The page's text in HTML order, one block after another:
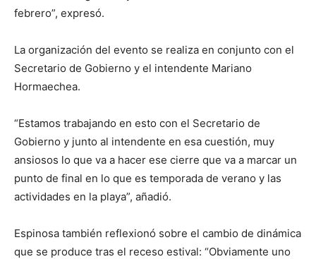
febrero”, expresó.
La organización del evento se realiza en conjunto con el
Secretario de Gobierno y el intendente Mariano
Hormaechea.
“Estamos trabajando en esto con el Secretario de
Gobierno y junto al intendente en esa cuestión, muy
ansiosos lo que va a hacer ese cierre que va a marcar un
punto de final en lo que es temporada de verano y las
actividades en la playa”, añadió.
Espinosa también reflexionó sobre el cambio de dinámica
que se produce tras el receso estival: “Obviamente uno